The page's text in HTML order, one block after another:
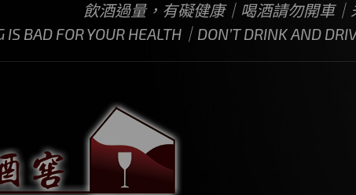
飲酒過量，有礙健康｜喝酒請勿開車
BAD FOR YOUR HEALTH｜DON’T DRINK AND